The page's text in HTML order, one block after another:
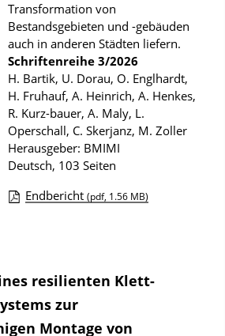
b
l
i
k
a
t
i
o
n
Transformation von
Bestandsgebieten und -gebäuden
auch in anderen Städten liefern.
Schriftenreihe 3/2026
H. Bartik, U. Dorau, O. Englhardt,
H. Fruhauf, A. Heinrich, A. Henkes,
R. Kurz-bauer, A. Maly, L.
Operschall, C. Skerjanz, M. Zoller
Herausgeber: BMIMI
Deutsch, 103 Seiten
n
l
o
Endbericht (pdf, 1.56 MB)
resilienten Klett-
zur
Montage von